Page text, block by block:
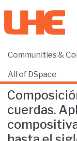
Communities &
All of DSpace
Statistics
Home Escuela
cuerdas.